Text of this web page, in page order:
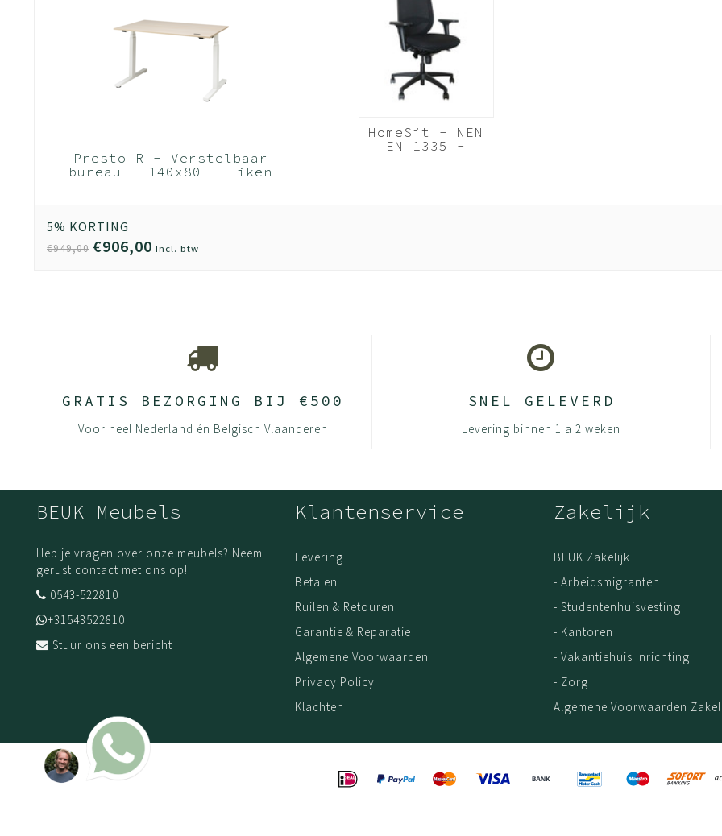
Presto R - Verstelbaar
bureau - 140x80 - Eiken
HomeSit - NEN
EN 1335 -
5% KORTING
€949,00 €906,00 Incl. btw
GRATIS BEZORGING BIJ €500
Voor heel Nederland én Belgisch Vlaanderen
SNEL GELEVERD
Levering binnen 1 a 2 weken
BEUK Meubels
Heb je vragen over onze meubels? Neem
gerust contact met ons op!
0543-522810
+31543522810
Stuur ons een bericht
Klantenservice
Levering
Betalen
Ruilen & Retouren
Garantie & Reparatie
Algemene Voorwaarden
Privacy Policy
Klachten
Zakelijk
BEUK Zakelijk
- Arbeidsmigranten
- Studentenhuisvesting
- Kantoren
- Vakantiehuis Inrichting
- Zorg
Algemene Voorwaarden